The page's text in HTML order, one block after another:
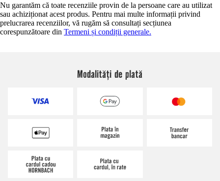
Nu garantăm că toate recenziile provin de la persoane care au utilizat
sau achiziționat acest produs. Pentru mai multe informații privind
prelucrarea recenziilor, vă rugăm să consultați secțiunea
corespunzătoare din Termeni și condiții generale.
Modalități de plată